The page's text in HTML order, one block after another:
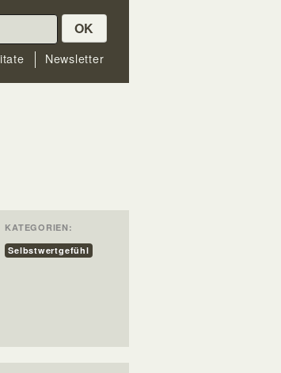
OK
Newsletter
KATEGORIEN:
Selbstwertgefühl